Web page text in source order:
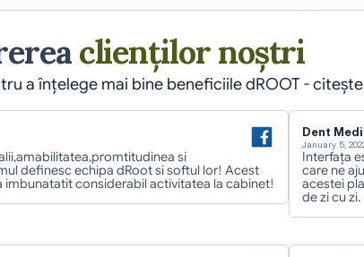
clienților noștri
a înțelege mai bine beneficiile dROOT -
si
definesc echipa dRoot si softul lor! Acest
imbunatatit considerabil activitatea la cabinet!
Dent
January 5,
Interfața
care ne
acestei
de zi cu